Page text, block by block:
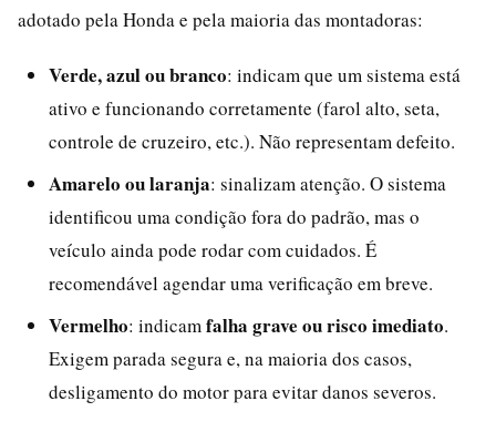
adotado pela Honda e pela maioria das montadoras:
Verde, azul ou branco: indicam que um sistema está
ativo e funcionando corretamente (farol alto, seta,
controle de cruzeiro, etc.). Não representam defeito.
Amarelo ou laranja: sinalizam atenção. O sistema
identificou uma condição fora do padrão, mas o
veículo ainda pode rodar com cuidados. É
recomendável agendar uma verificação em breve.
Vermelho: indicam falha grave ou risco imediato.
Exigem parada segura e, na maioria dos casos,
desligamento do motor para evitar danos severos.